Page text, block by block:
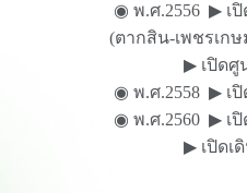
◉ พ.ศ.2556 ▶ เ
(ตากสิน-เพชรเกษ
▶ เปิดศูนย์กำ
◉ พ.ศ.2558 ▶ เ
◉ พ.ศ.2560 ▶ เ
▶ เปิดเดินรถเ